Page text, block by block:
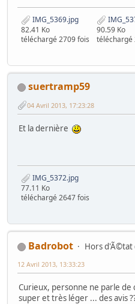
IMG_5369.jpg
82.41 Ko
téléchargé 2709 fois
90.59 Ko
téléchargé
suertramp59
04 Avril 2013, 17:23:28
Et la dernière
IMG_5372.jpg
77.11 Ko
téléchargé 2647 fois
Badrobot
Hors d'Ã©tat
12 Avril 2013, 13:33:23
Curieux, personne ne parle
super et très léger ... des avis